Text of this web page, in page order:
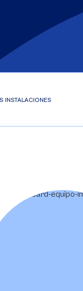
INSTALACIONES